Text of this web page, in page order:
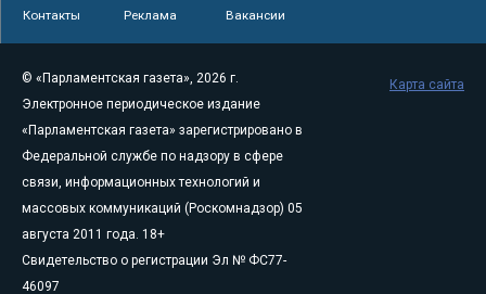
Контакты Реклама Вакансии
© «Парламентская газета», 2026 г.
Электронное периодическое издание
«Парламентская газета» зарегистрировано в
Федеральной службе по надзору в сфере
связи, информационных технологий и
массовых коммуникаций (Роскомнадзор) 05
августа 2011 года. 18+
Свидетельство о регистрации Эл № ФС77-
46097
Карта сайта